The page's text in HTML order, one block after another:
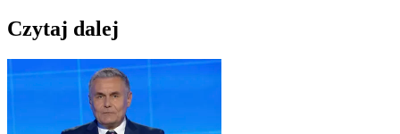
Czytaj dalej